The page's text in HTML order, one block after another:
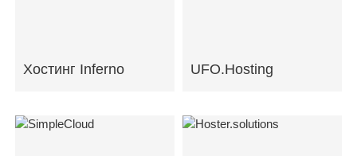
Хостинг Inferno UFO.Hosting